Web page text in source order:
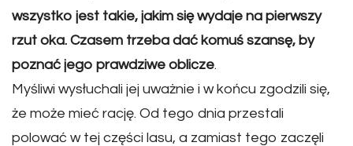
wszystko jest takie, jakim się wydaje na pierwszy
rzut oka. Czasem trzeba dać komuś szansę, by
poznać jego prawdziwe oblicze.
Myśliwi wysłuchali jej uważnie i w końcu zgodzili się,
że może mieć rację. Od tego dnia przestali
polować w tej części lasu, a zamiast tego zaczęli